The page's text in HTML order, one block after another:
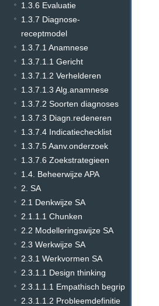
1.3.6 Evaluatie
1.3.7 Diagnose-
receptmodel
1.3.7.1 Anamnese
1.3.7.1.1 Gericht
1.3.7.1.2 Verhelderen
1.3.7.1.3 Alg.anamnese
1.3.7.2 Soorten diagnoses
1.3.7.3 Diagn.redeneren
1.3.7.4 Indicatiechecklist
1.3.7.5 Aanv.onderzoek
1.3.7.6 Zoekstrategieen
1.4. Beheerwijze APA
2. SA
2.1 Denkwijze SA
2.1.1.1 Chunken
2.2 Modelleringswijze SA
2.3 Werkwijze SA
2.3.1 Werkvormen SA
2.3.1.1 Design thinking
2.3.1.1.1 Empathisch begrip
2.3.1.1.2 Probleemdefinitie